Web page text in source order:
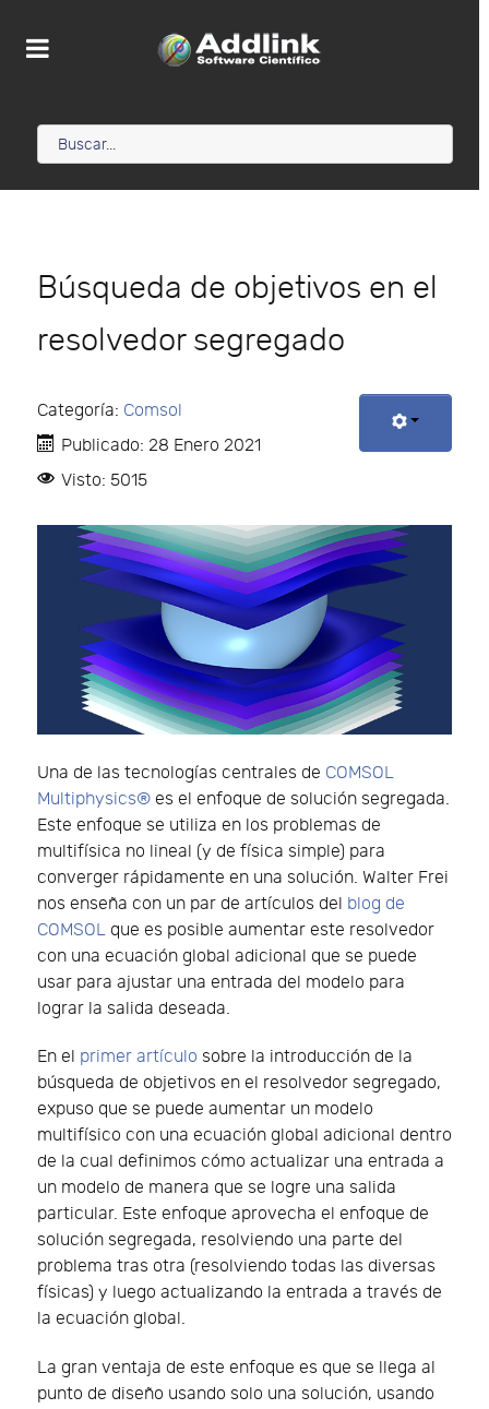
Búsqueda de objetivos en el
resolvedor segregado
Categoría: Comsol
Publicado: 28 Enero 2021
Visto: 5015
Una de las tecnologías centrales de COMSOL
Multiphysics® es el enfoque de solución segregada.
Este enfoque se utiliza en los problemas de
multifísica no lineal (y de física simple) para
converger rápidamente en una solución. Walter Frei
nos enseña con un par de artículos del blog de
COMSOL que es posible aumentar este resolvedor
con una ecuación global adicional que se puede
usar para ajustar una entrada del modelo para
lograr la salida deseada.
En el primer artículo sobre la introducción de la
búsqueda de objetivos en el resolvedor segregado,
expuso que se puede aumentar un modelo
multifísico con una ecuación global adicional dentro
de la cual definimos cómo actualizar una entrada a
un modelo de manera que se logre una salida
particular. Este enfoque aprovecha el enfoque de
solución segregada, resolviendo una parte del
problema tras otra (resolviendo todas las diversas
físicas) y luego actualizando la entrada a través de
la ecuación global.
La gran ventaja de este enfoque es que se llega al
punto de diseño usando solo una solución, usando